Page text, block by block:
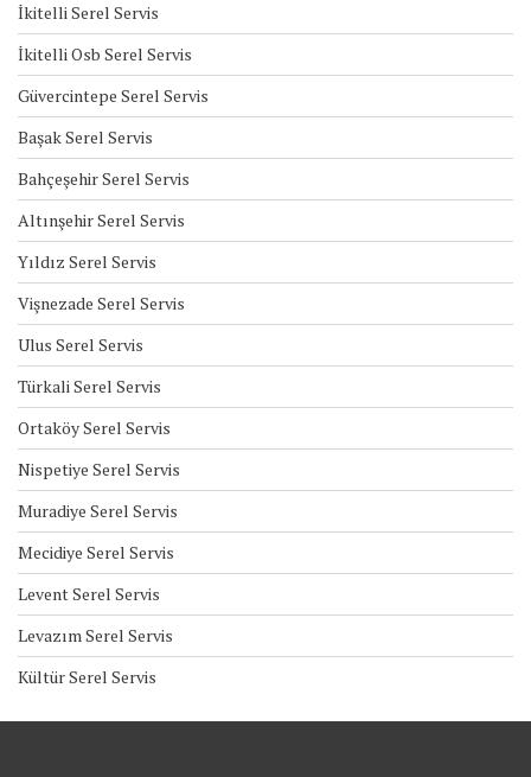
İkitelli Serel Servis
İkitelli Osb Serel Servis
Güvercintepe Serel Servis
Başak Serel Servis
Bahçeşehir Serel Servis
Altınşehir Serel Servis
Yıldız Serel Servis
Vişnezade Serel Servis
Ulus Serel Servis
Türkali Serel Servis
Ortaköy Serel Servis
Nispetiye Serel Servis
Muradiye Serel Servis
Mecidiye Serel Servis
Levent Serel Servis
Levazım Serel Servis
Kültür Serel Servis